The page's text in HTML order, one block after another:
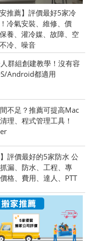
安推薦】評價最好5家冷
冷氣安裝、維修、價
養、灌冷媒、故障、空
冷、噪音
人群組創建教學！沒有容
Android都適用
間不足？推薦可提高Mac
理、程式管理工具！
】評價最好的5家防水 公
漏、防水、工程、專
格、費用、達人、PTT